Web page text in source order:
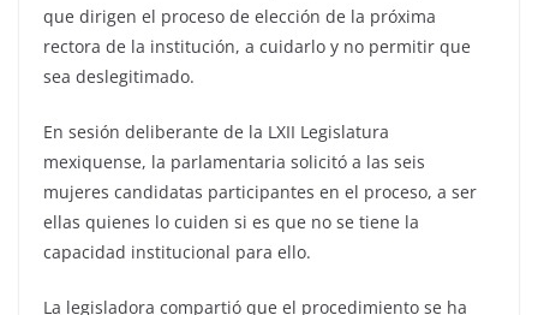
que dirigen el proceso de elección de la próxima
rectora de la institución, a cuidarlo y no permitir que
sea deslegitimado.
En sesión deliberante de la LXII Legislatura
mexiquense, la parlamentaria solicitó a las seis
mujeres candidatas participantes en el proceso, a ser
ellas quienes lo cuiden si es que no se tiene la
capacidad institucional para ello.
La legisladora compartió que el procedimiento se ha